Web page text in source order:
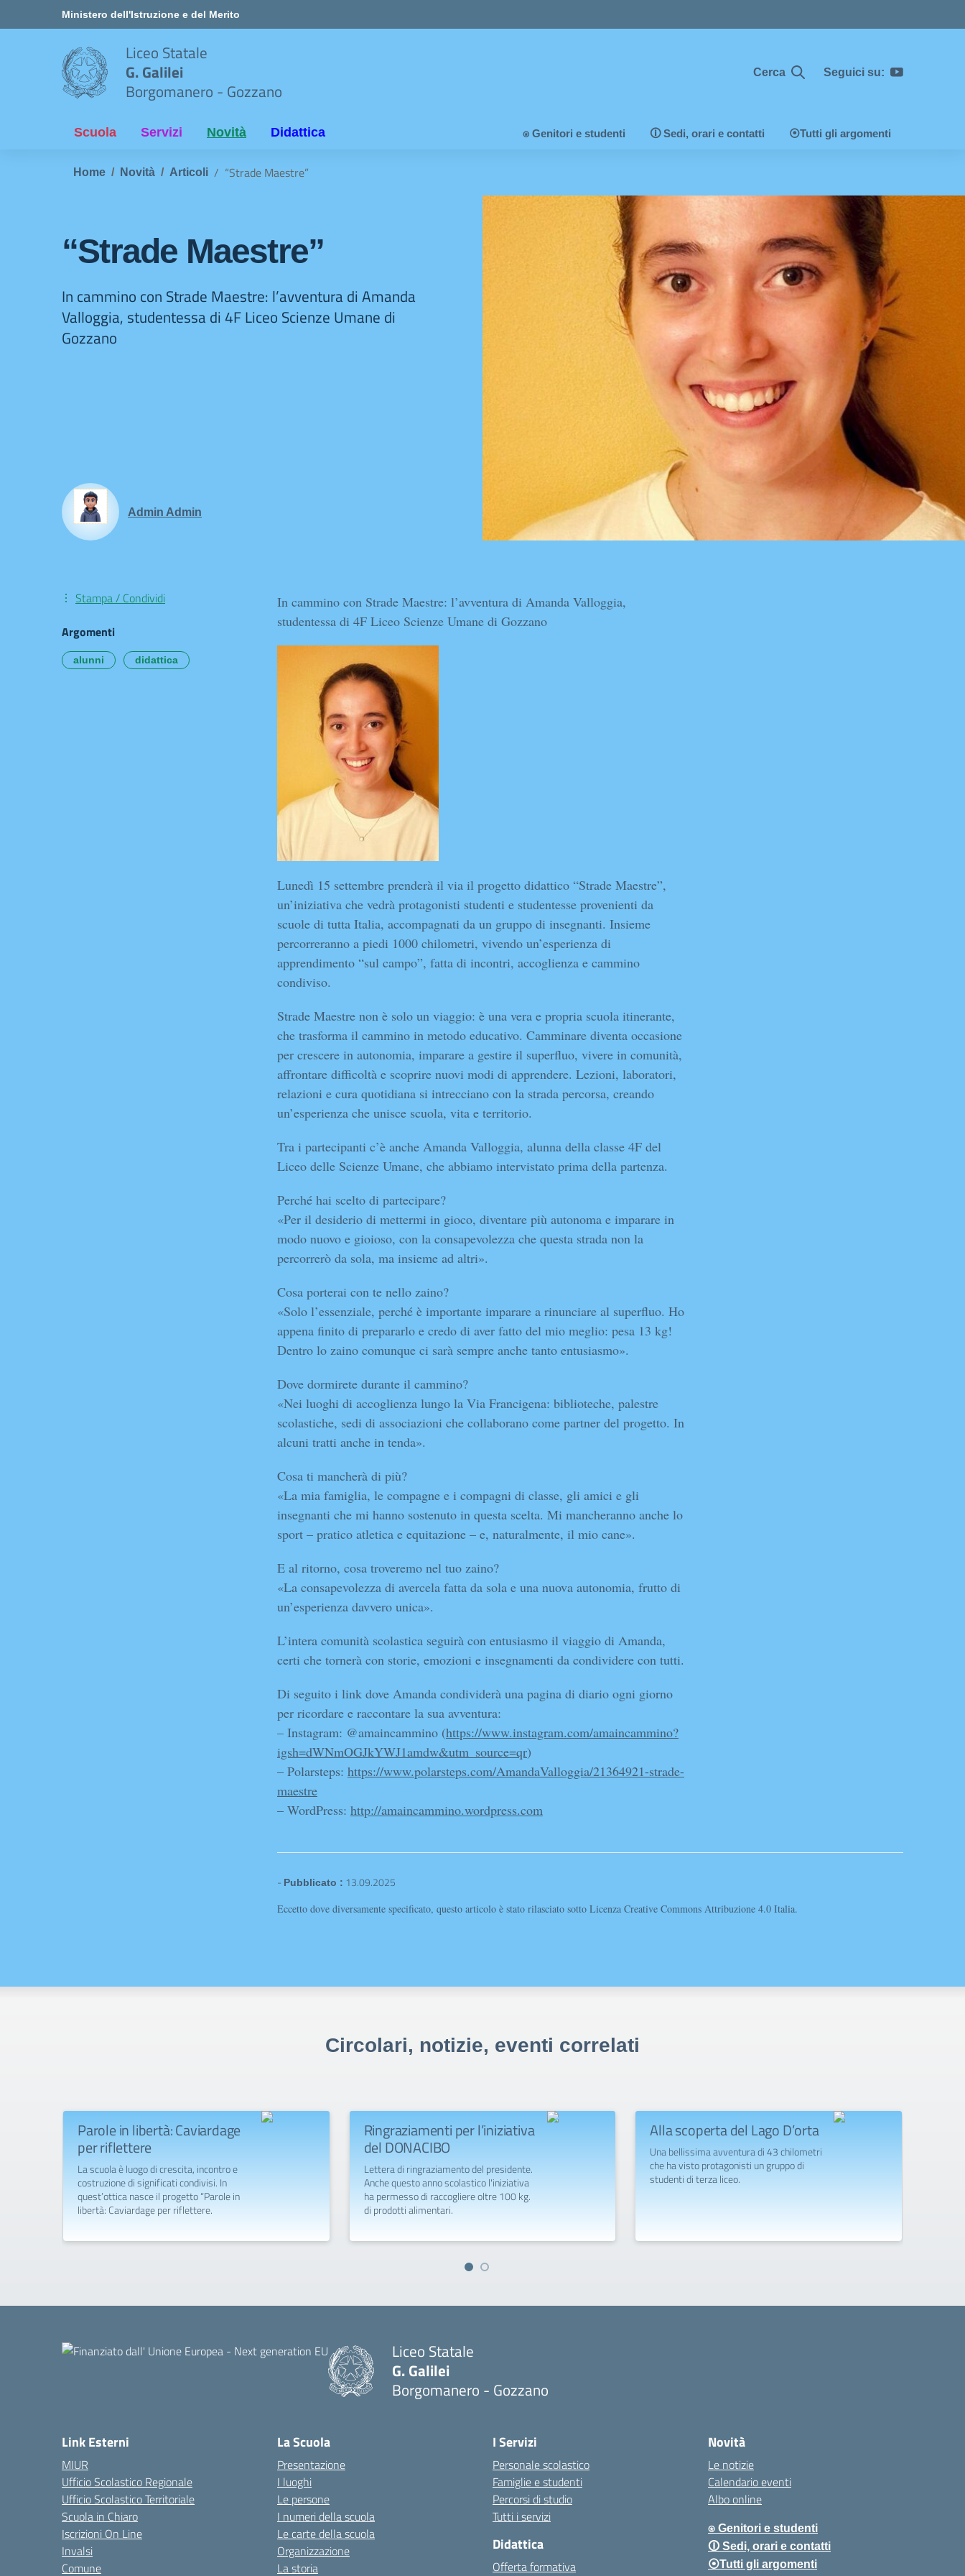
Vai ai contenuti
Vai al menu di navigazioneMinistero dell'Istruzione e del Merito
Liceo Statale
G. Galilei
Borgomanero - Gozzano
Cerca Seguici su:
Scuola Servizi Novità Didattica ⍟ Genitori e studenti 🛈 Sedi, orari e contatti ⦿Tutti gli argomenti
Home Novità Articoli “Strade Maestre”
“Strade Maestre”
In cammino con Strade Maestre: l’avventura di Amanda
Valloggia, studentessa di 4F Liceo Scienze Umane di
Gozzano
Admin Admin
In cammino con Strade Maestre: l’avventura di Amanda Valloggia,
studentessa di 4F Liceo Scienze Umane di Gozzano
Lunedì 15 settembre prenderà il via il progetto didattico “Strade Maestre”,
un’iniziativa che vedrà protagonisti studenti e studentesse provenienti da
scuole di tutta Italia, accompagnati da un gruppo di insegnanti. Insieme
percorreranno a piedi 1000 chilometri, vivendo un’esperienza di
apprendimento “sul campo”, fatta di incontri, accoglienza e cammino
condiviso.
Strade Maestre non è solo un viaggio: è una vera e propria scuola itinerante,
che trasforma il cammino in metodo educativo. Camminare diventa occasione
per crescere in autonomia, imparare a gestire il superfluo, vivere in comunità,
affrontare difficoltà e scoprire nuovi modi di apprendere. Lezioni, laboratori,
relazioni e cura quotidiana si intrecciano con la strada percorsa, creando
un’esperienza che unisce scuola, vita e territorio.
Tra i partecipanti c’è anche Amanda Valloggia, alunna della classe 4F del
Liceo delle Scienze Umane, che abbiamo intervistato prima della partenza.
Perché hai scelto di partecipare?
«Per il desiderio di mettermi in gioco, diventare più autonoma e imparare in
modo nuovo e gioioso, con la consapevolezza che questa strada non la
percorrerò da sola, ma insieme ad altri».
Cosa porterai con te nello zaino?
«Solo l’essenziale, perché è importante imparare a rinunciare al superfluo. Ho
appena finito di prepararlo e credo di aver fatto del mio meglio: pesa 13 kg!
Dentro lo zaino comunque ci sarà sempre anche tanto entusiasmo».
Dove dormirete durante il cammino?
«Nei luoghi di accoglienza lungo la Via Francigena: biblioteche, palestre
scolastiche, sedi di associazioni che collaborano come partner del progetto. In
alcuni tratti anche in tenda».
Cosa ti mancherà di più?
«La mia famiglia, le compagne e i compagni di classe, gli amici e gli
insegnanti che mi hanno sostenuto in questa scelta. Mi mancheranno anche lo
sport – pratico atletica e equitazione – e, naturalmente, il mio cane».
E al ritorno, cosa troveremo nel tuo zaino?
«La consapevolezza di avercela fatta da sola e una nuova autonomia, frutto di
un’esperienza davvero unica».
L’intera comunità scolastica seguirà con entusiasmo il viaggio di Amanda,
certi che tornerà con storie, emozioni e insegnamenti da condividere con tutti.
Di seguito i link dove Amanda condividerà una pagina di diario ogni giorno
per ricordare e raccontare la sua avventura:
– Instagram: @amaincammino (https://www.instagram.com/amaincammino?
igsh=dWNmOGJkYWJ1amdw&utm_source=qr)
– ⁠Polarsteps: https://www.polarsteps.com/AmandaValloggia/21364921-strade-
maestre
– WordPress: http://amaincammino.wordpress.com
- Pubblicato : 13.09.2025
Eccetto dove diversamente specificato, questo articolo è stato rilasciato sotto Licenza Creative Commons Attribuzione 4.0 Italia.
Stampa / Condividi
Argomenti
alunni didattica
Circolari, notizie, eventi correlati
Parole in libertà: Caviardage
per riflettere
La scuola è luogo di crescita, incontro e
costruzione di significati condivisi. In
quest’ottica nasce il progetto “Parole in
libertà: Caviardage per riflettere.
Ringraziamenti per l’iniziativa
del DONACIBO
Lettera di ringraziamento del presidente.
Anche questo anno scolastico l'iniziativa
ha permesso di raccogliere oltre 100 kg.
di prodotti alimentari.
Alla scoperta del Lago D’orta
Una bellissima avventura di 43 chilometri
che ha visto protagonisti un gruppo di
studenti di terza liceo.
Liceo Statale
G. Galilei
Borgomanero - Gozzano
Link Esterni
MIUR
Ufficio Scolastico Regionale
Ufficio Scolastico Territoriale
Scuola in Chiaro
Iscrizioni On Line
Invalsi
Comune
La Scuola
Presentazione
I luoghi
Le persone
I numeri della scuola
Le carte della scuola
Organizzazione
La storia
I Servizi
Personale scolastico
Famiglie e studenti
Percorsi di studio
Tutti i servizi
Didattica
Offerta formativa
Novità
Le notizie
Calendario eventi
Albo online
⍟ Genitori e studenti
🛈 Sedi, orari e contatti
⦿Tutti gli argomenti